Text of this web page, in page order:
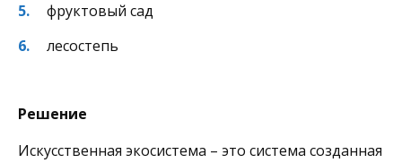
фруктовый сад
лесостепь
Решение
Искусственная экосистема – это система созданная